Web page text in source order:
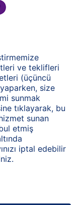
Şartları
HiPP Hakkında